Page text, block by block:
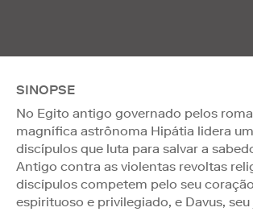
SINOPSE
No Egito antigo governado pelos
magnífica astrônoma Hipátia lidera
discípulos que luta para salvar a
Antigo contra as violentas revoltas
discípulos competem pelo seu
espirituoso e privilegiado, e Davus,